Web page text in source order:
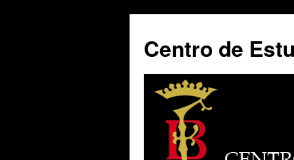
Centro de